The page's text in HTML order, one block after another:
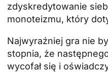
zdyskredytowanie
monoteizmu, który
Najwyraźniej gra nie
stopnia, że
wycofał się i